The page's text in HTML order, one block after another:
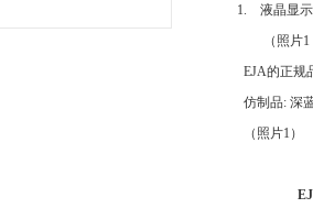
1.
液晶显
（ 照片1
EJA的正规
仿制品: 深
（ 照片1）